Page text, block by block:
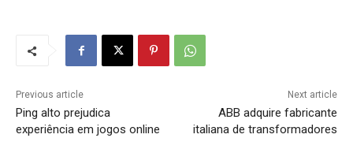
Previous article
Ping alto prejudica
experiência em jogos online
Next article
ABB adquire fabricante
italiana de transformadores